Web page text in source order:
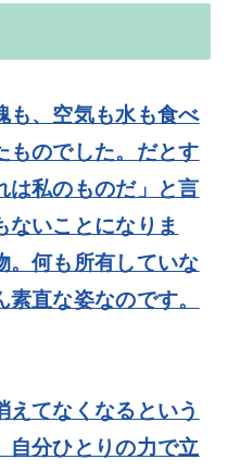
も、空気も水も食べ
ものでした。だとす
は私のものだ」と言
ないことになりま
。何も所有していな
直な姿なのです。
てなくなるという
自分ひとりの力で立